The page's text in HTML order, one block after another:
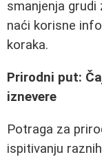
smanjenja
naći korisne
koraka.
Prirodni put:
iznevere
Potraga za
ispitivanju